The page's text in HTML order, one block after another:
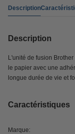
Description
Description
L'unité de fusion
le papier avec une
longue durée de vie et
Caractéristiques
Marque: